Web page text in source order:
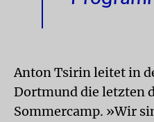
Anton Tsirin leitet in
Dortmund die letzten
Sommercamp. »Wir